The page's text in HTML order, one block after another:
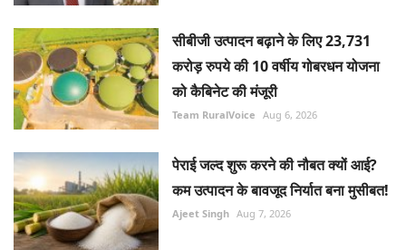
सीबीजी उत्पादन बढ़ाने के लिए 23,731
करोड़ रुपये की 10 वर्षीय गोबरधन योजना
को कैबिनेट की मंजूरी
Team RuralVoice Aug 6, 2026
पेराई जल्द शुरू करने की नौबत क्यों आई?
कम उत्पादन के बावजूद निर्यात बना मुसीबत!
Ajeet Singh Aug 7, 2026